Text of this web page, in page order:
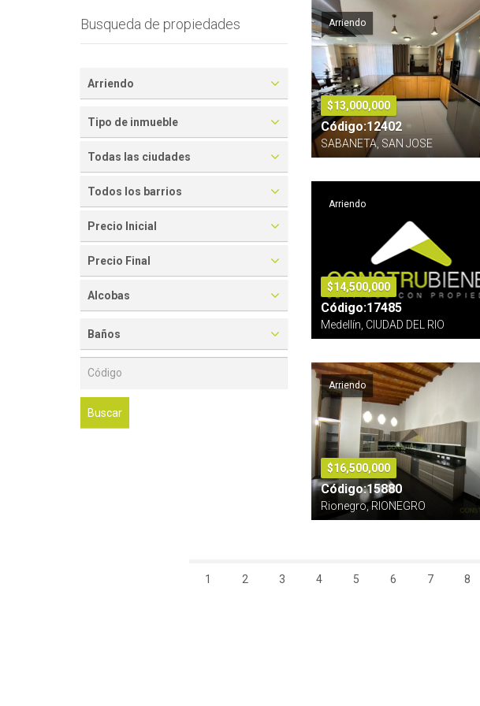
Busqueda de propiedades
Arriendo
Tipo de inmueble
Todas las ciudades
Todos los barrios
Precio Inicial
Precio Final
Alcobas
Baños
Buscar
Arriendo
$13,000,000
Código:12402
SABANETA, SAN JOSE
Arriendo
$14,500,000
Código:17485
Medellín, CIUDAD DEL RIO
Arriendo
$16,500,000
Código:15880
Rionegro, RIONEGRO
1 2 3 4 5 6 7 8